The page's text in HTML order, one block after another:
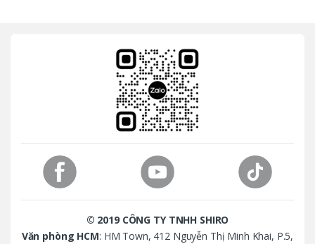
© 2019 CÔNG TY TNHH SHIRO
Văn phòng HCM: HM Town, 412 Nguyễn Thị Minh Khai, P.5,